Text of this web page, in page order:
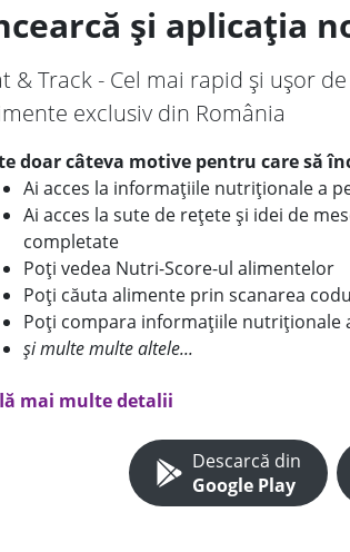
și aplicația
& Track - Cel mai rapid și ușor
exclusiv din România
doar câteva motive pentru care să
Ai acces la informațiile nutriționale a
Ai acces la sute de rețete și idei de
completate
Poți vedea Nutri-Score-ul alimentelor
Poți căuta alimente prin scanarea
Poți compara informațiile nutriționale
și multe multe altele...
mai multe detalii
Descarcă din
Google Play